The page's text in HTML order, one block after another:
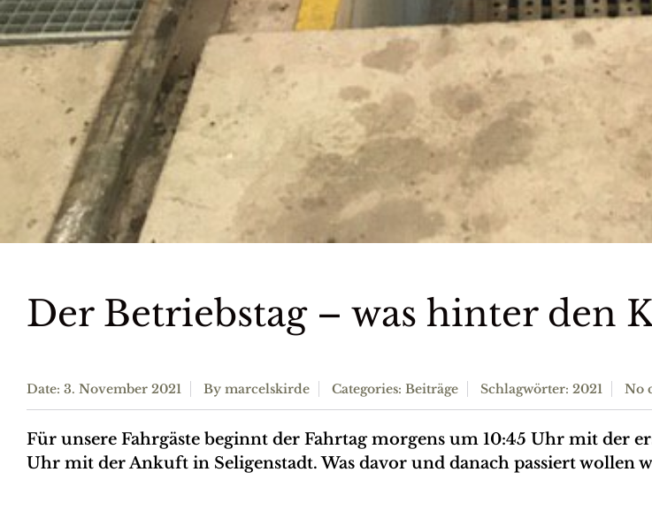
Der Betriebstag – was hinter den
Date: 3. November 2021 By marcelskirde Categories: Beiträge Schlagwörter: 2021 No
Für unsere Fahrgäste beginnt der Fahrtag morgens um 10:45 Uhr mit der
Uhr mit der Ankuft in Seligenstadt. Was davor und danach passiert wollen